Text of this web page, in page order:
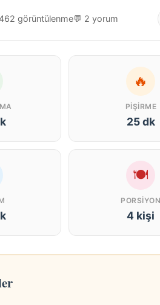
görüntülenme💬 2 yorum
🔥
PIŞIRME
25 dk
🍽
4 kişi